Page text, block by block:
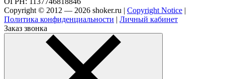
Copyright © 2012 — 2026 shoker.ru | Copyright Notice |
Политика конфиденциальности | Личный кабинет
Заказ звонка